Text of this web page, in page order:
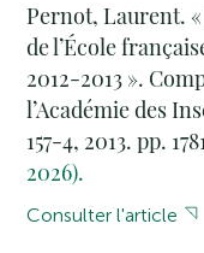
Pernot, Laurent.
de l’École
2012-2013 ».
l’Académie des
157-4, 2013. pp.
2026).
Consulter l'article